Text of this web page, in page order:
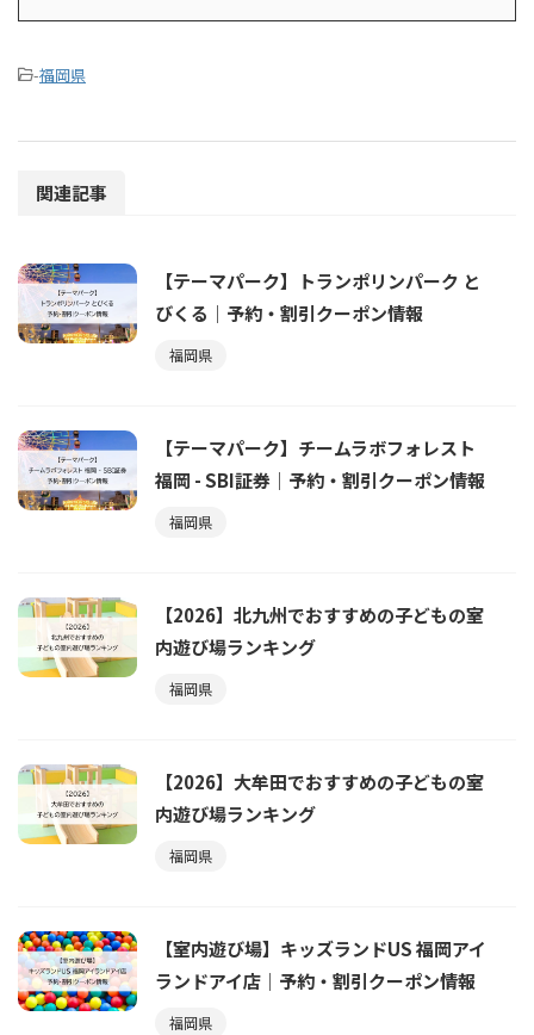
-福岡県
関連記事
【テーマパーク】トランポリンパーク と
びくる｜予約・割引クーポン情報
福岡県
【テーマパーク】チームラボフォレスト
福岡 - SBI証券｜予約・割引クーポン情報
福岡県
【2026】北九州でおすすめの子どもの室
内遊び場ランキング
福岡県
【2026】大牟田でおすすめの子どもの室
内遊び場ランキング
福岡県
【室内遊び場】キッズランドUS 福岡アイ
ランドアイ店｜予約・割引クーポン情報
福岡県